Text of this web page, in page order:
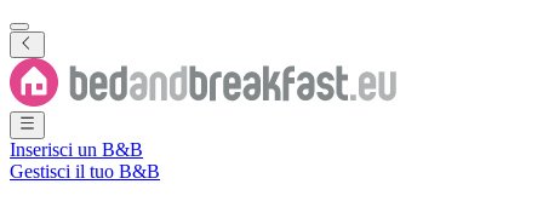
Inserisci un B&B
Gestisci il tuo B&B